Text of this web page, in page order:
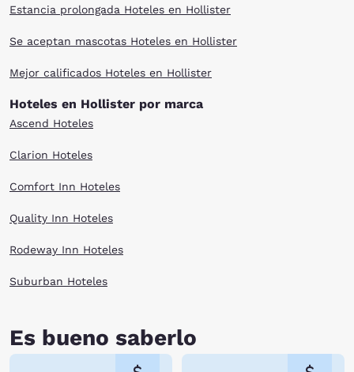
Estancia prolongada Hoteles en Hollister
Se aceptan mascotas Hoteles en Hollister
Mejor calificados Hoteles en Hollister
Hoteles en Hollister por marca
Ascend Hoteles
Clarion Hoteles
Comfort Inn Hoteles
Quality Inn Hoteles
Rodeway Inn Hoteles
Suburban Hoteles
Es bueno saberlo